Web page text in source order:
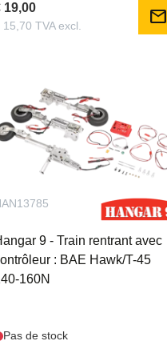
19,00
15,70 TVA excl. mail
9 - Train rentrant avec
: BAE Hawk/T-45
160N
Pas de stock